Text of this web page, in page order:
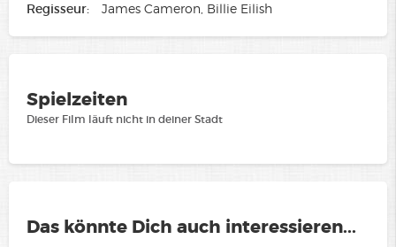
Regisseur: James Cameron, Billie Eilish
Spielzeiten
Dieser Film läuft nicht in deiner Stadt
Das könnte Dich auch interessieren...